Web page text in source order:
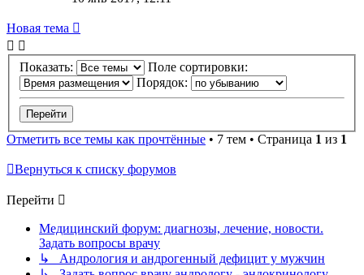
Новая тема
Показать:
Поле сортировки:
Порядок:
Отметить все темы как прочтённые • 7 тем • Страница 1 из 1
Вернуться к списку форумов
Перейти
Медицинский форум: диагнозы, лечение, новости.
Задать вопросы врачу
↳ Андрология и андрогенный дефицит у мужчин